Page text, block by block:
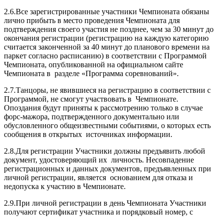
2.6.Все зарегистрированные участники Чемпионата обязаны
лично прибыть в место проведения Чемпионата для
подтверждения своего участия не позднее, чем за 30 минут до
окончания регистрации (регистрацию на каждую категорию
считается законченной за 40 минут до планового времени на
паркет согласно расписанию) в соответствии с Программой
Чемпионата, опубликованной на официальном сайте
Чемпионата в разделе «Программа соревнований».
2.7.Танцоры, не явившиеся на регистрацию в соответствии с
Программой, не смогут участвовать в Чемпионате.
Опоздания будут приняты к рассмотрению только в случае
форс-мажора, подтвержденного документально или
обусловленного общеизвестными событиями, о которых есть
сообщения в открытых источниках информации.
2.8.Для регистрации Участники должны предъявить любой
документ, удостоверяющий их личность. Несовпадение
регистрационных и данных документов, предъявленных при
личной регистрации, является основанием для отказа и
недопуска к участию в Чемпионате.
2.9.При личной регистрации в день Чемпионата Участники
получают сертификат участника и порядковый номер, с